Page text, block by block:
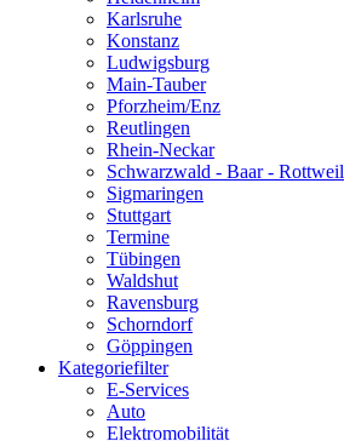
Karlsruhe
Konstanz
Ludwigsburg
Main-Tauber
Pforzheim/Enz
Reutlingen
Rhein-Neckar
Schwarzwald - Baar - Rottweil
Sigmaringen
Stuttgart
Termine
Tübingen
Waldshut
Ravensburg
Schorndorf
Göppingen
Kategoriefilter
E-Services
Auto
Elektromobilität